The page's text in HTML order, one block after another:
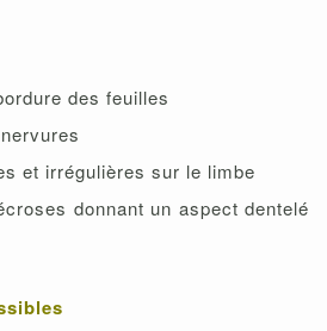
des feuilles
et irrégulières sur le limbe
donnant un aspect dentelé